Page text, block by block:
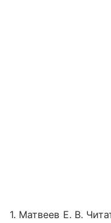
1. Матвеев Е. В.